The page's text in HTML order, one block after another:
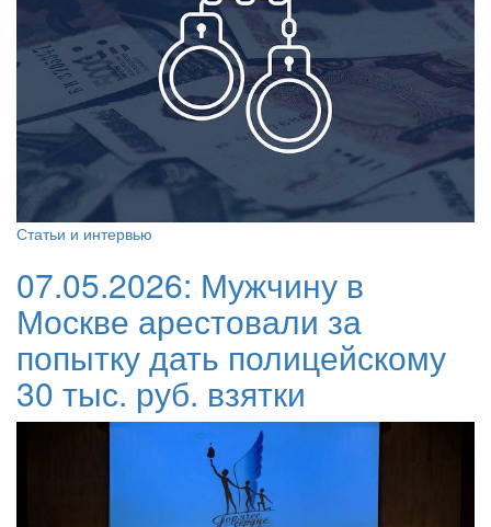
Статьи и интервью
07.05.2026: Мужчину в
Москве арестовали за
попытку дать полицейскому
30 тыс. руб. взятки